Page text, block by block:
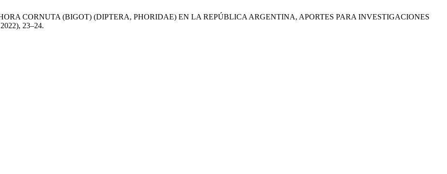
CORNUTA (BIGOT) (DIPTERA, PHORIDAE) EN LA REPÚBLICA ARGENTINA, APORTES PARA INVESTIGACIONES
23–24.